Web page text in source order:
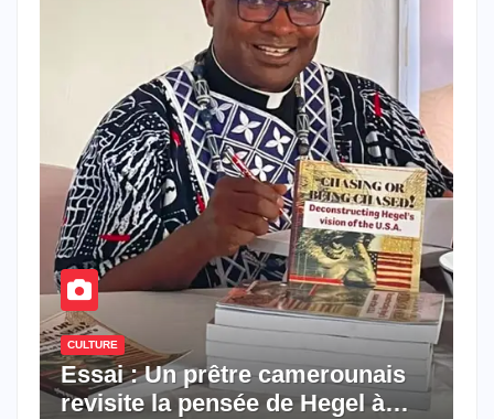
CULTURE
Essai : Un prêtre camerounais
revisite la pensée de Hegel à